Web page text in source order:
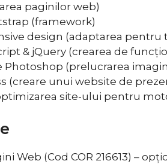
paginilor web)
(framework)
design (adaptarea pentru
& jQuery (crearea de
Photoshop (prelucrarea
(creare unui website de
site-ului pentru
Web (Cod COR 216613) –